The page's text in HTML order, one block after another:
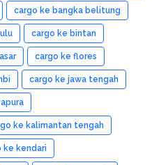
cargo ke bangka belitung
cargo ke bintan
cargo ke flores
cargo ke jawa tengah
ke kalimantan tengah
ke kendari